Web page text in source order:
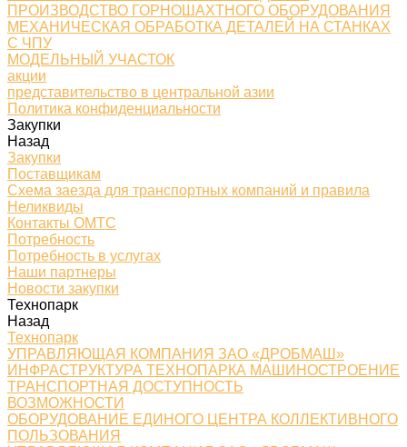
ПРОИЗВОДСТВО ГОРНОШАХТНОГО ОБОРУДОВАНИЯ
МЕХАНИЧЕСКАЯ ОБРАБОТКА ДЕТАЛЕЙ НА СТАНКАХ
С ЧПУ
МОДЕЛЬНЫЙ УЧАСТОК
акции
представительство в центральной азии
Политика конфиденциальности
Закупки
Назад
Закупки
Поставщикам
Схема заезда для транспортных компаний и правила
Неликвиды
Контакты ОМТС
Потребность
Потребность в услугах
Наши партнеры
Новости закупки
Технопарк
Назад
Технопарк
УПРАВЛЯЮЩАЯ КОМПАНИЯ ЗАО «ДРОБМАШ»
ИНФРАСТРУКТУРА ТЕХНОПАРКА МАШИНОСТРОЕНИЕ
ТРАНСПОРТНАЯ ДОСТУПНОСТЬ
ВОЗМОЖНОСТИ
ОБОРУДОВАНИЕ ЕДИНОГО ЦЕНТРА КОЛЛЕКТИВНОГО
ПОЛЬЗОВАНИЯ